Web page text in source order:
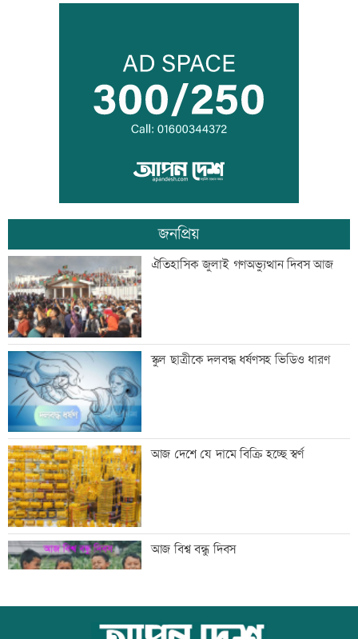
বন্দরে বিস্ফোরণে একই পরিবারের ৩ জন দগ্ধ
পাঁচ আর্থিক প্রতিষ্ঠান বন্ধের অনুমোদন,
রোববার প্রশাসক নিয়োগ
ঢাকা-ময়মনসিংহ রেল যোগাযোগ স্বাভাবিক
সিঙ্গাপুর থেকে এক কার্গো এলএনজি কিনবে
সরকার
মান্দায় ২৯৬ বোতলসহ দুই মাদক কারবারি
আটক
গুরুত্বপূর্ণ ব্যক্তিদের নিয়ে অপপ্রচারের বিরুদ্ধে
সতর্ক করল পুলিশ
নিরাপত্তা পেলে দেশে ফিরতে চান সাকিব
জনপ্রিয়
ঐতিহাসিক জুলাই গণঅভ্যুত্থান দিবস আজ
স্কুল ছাত্রীকে দলবদ্ধ ধর্ষণসহ ভিডিও ধারণ
আজ দেশে যে দামে বিক্রি হচ্ছে স্বর্ণ
আজ বিশ্ব বন্ধু দিবস